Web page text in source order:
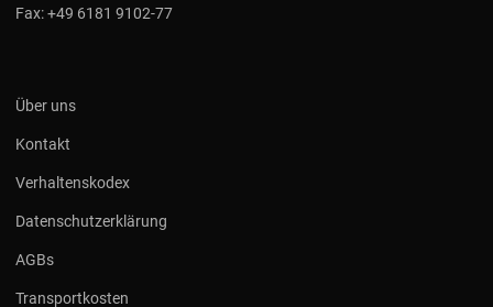
Fax:+49 6181 9102-77
Über uns
Kontakt
Verhaltenskodex
Datenschutzerklärung
AGBs
Transportkosten